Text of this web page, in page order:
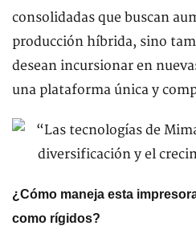
consolidadas que buscan
producción híbrida, sino
desean incursionar en
una plataforma única y
¿Cómo maneja esta
como rígidos?